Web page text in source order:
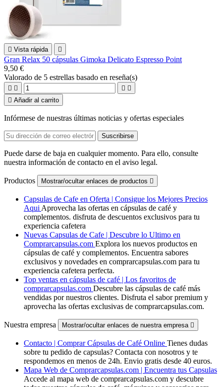
 Vista rápida 
Gran Relax 50 cápsulas Gimoka Delicato Espresso Point
9,50 €
Valorado de 5 estrellas basado en reseña(s)
   
 Añadir al carrito
Infórmese de nuestras últimas noticias y ofertas especiales
Puede darse de baja en cualquier momento. Para ello, consulte
nuestra información de contacto en el aviso legal.
Productos Mostrar/ocultar enlaces de productos 
Capsulas de Cafe en Oferta | Consigue los Mejores Precios
Aqui Aprovecha las ofertas en cápsulas de café y
complementos. disfruta de descuentos exclusivos para tu
experiencia cafetera
Nuevas Capsulas de Cafe | Descubre lo Ultimo en
Comprarcapsulas.com Explora los nuevos productos en
cápsulas de café y complementos. Encuentra sabores
exclusivos y novedades en comprarcapsulas.com para tu
experiencia cafetera perfecta.
Top ventas en cápsulas de café | Los favoritos de
comprarcapsulas.com Descubre las cápsulas de café más
vendidas por nuestros clientes. Disfruta el sabor premium y
aprovecha las ofertas exclusivas de comprarcapsulas.com.
Nuestra empresa Mostrar/ocultar enlaces de nuestra empresa 
Contacto | Comprar Cápsulas de Café Online Tienes dudas
sobre tu pedido de capsulas? Contacta con nosotros y te
respondemos en menos de 24h. Envio gratis desde 40 euros.
Mapa Web de Comprarcapsulas.com | Encuentra tus Capsulas
Accede al mapa web de comprarcapsulas.com y descubre